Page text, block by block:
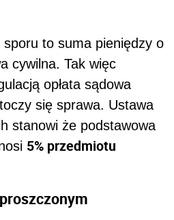
to suma pieniędzy o
cywilna. Tak więc
opłata sądowa
się sprawa. Ustawa
stanowi że podstawowa
5% przedmiotu